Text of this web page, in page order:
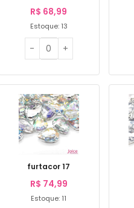
R$ 68,99
Estoque: 13
furtacor 17
R$ 74,99
Estoque: 11